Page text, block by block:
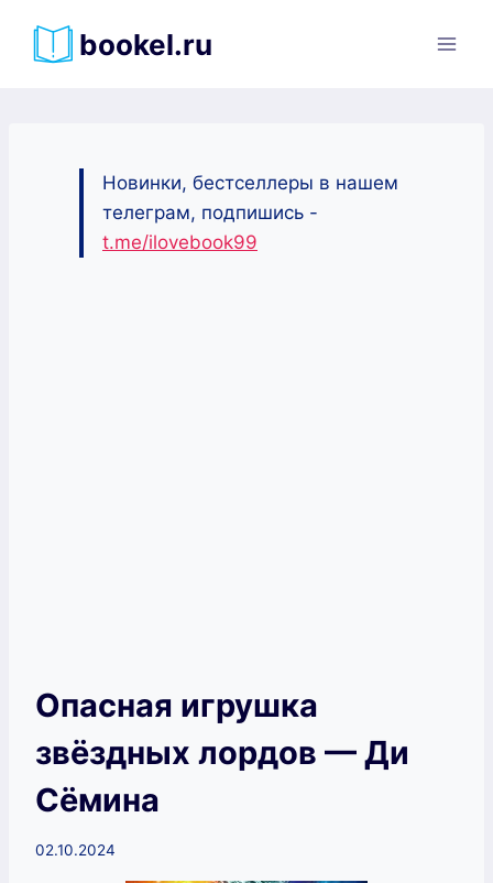
bookel.ru
Новинки, бестселлеры в нашем
телеграм, подпишись -
t.me/ilovebook99
Опасная игрушка
звёздных лордов — Ди
Сёмина
02.10.2024